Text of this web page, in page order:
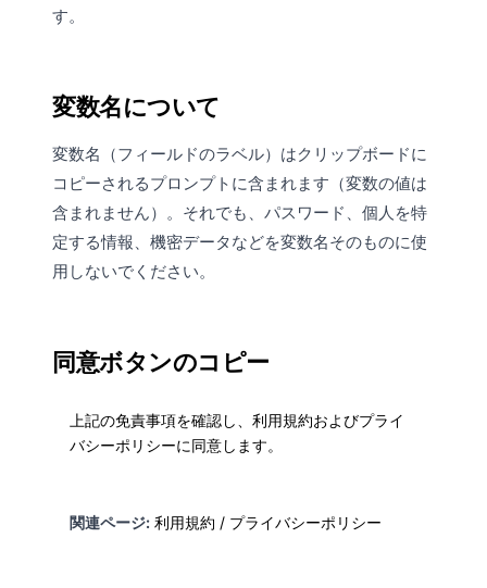
す。
変数名について
変数名（フィールドのラベル）はクリップボードに
コピーされるプロンプトに含まれます（変数の値は
含まれません）。それでも、パスワード、個人を特
定する情報、機密データなどを変数名そのものに使
用しないでください。
同意ボタンのコピー
上記の免責事項を確認し、利用規約およびプライ
バシーポリシーに同意します。
関連ページ: 利用規約 / プライバシーポリシー